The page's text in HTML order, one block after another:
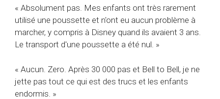
« Absolument pas. Mes enfants ont très rarement
utilisé une poussette et n'ont eu aucun problème à
marcher, y compris à Disney quand ils avaient 3 ans.
Le transport d'une poussette a été nul. »
« Aucun. Zero. Après 30 000 pas et Bell to Bell, je ne
jette pas tout ce qui est des trucs et les enfants
endormis. »